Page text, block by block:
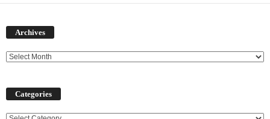
Archives
Categories